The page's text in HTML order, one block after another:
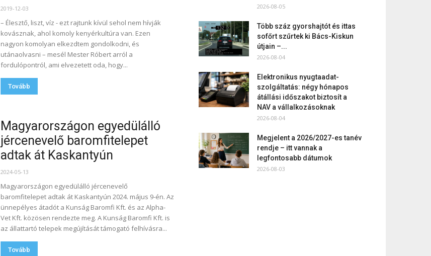
2019-12-03
– Élesztő, liszt, víz - ezt rajtunk kívül sehol nem hívják
kovásznak, ahol komoly kenyérkultúra van. Ezen
nagyon komolyan elkezdtem gondolkodni, és
utánaolvasni – mesél Mester Róbert arról a
fordulópontról, ami elvezetett oda, hogy...
Tovább
Magyarországon egyedülálló
jércenevelő baromfitelepet
adtak át Kaskantyún
2024-05-13
Magyarországon egyedülálló jércenevelő
baromfitelepet adtak át Kaskantyún 2024. május 9-én. Az
ünnepélyes átadót a Kunság Baromfi Kft. és az Alpha-
Vet Kft. közösen rendezte meg. A Kunság Baromfi Kft. is
az állattartó telepek megújítását támogató felhívásra...
Tovább
2026-08-05
Több száz gyorshajtót és ittas
sofőrt szűrtek ki Bács-Kiskun
útjain –...
2026-08-04
Elektronikus nyugtaadat-
szolgáltatás: négy hónapos
átállási időszakot biztosít a
NAV a vállalkozásoknak
2026-08-04
Megjelent a 2026/2027-es tanév
rendje – itt vannak a
legfontosabb dátumok
2026-08-03